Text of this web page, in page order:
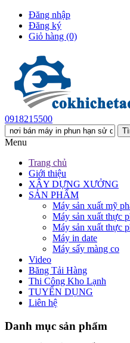
Đăng nhập
Đăng ký
Giỏ hàng (0)
0918215500
Menu
Trang chủ
Giới thiệu
XÂY DỰNG XƯỞNG
SẢN PHẨM
Máy sản xuất mỹ
Máy sản xuất thực
Máy sản xuất thực
Máy in date
Máy sấy màng co
Video
Băng Tải Hàng
Thi Công Kho Lạnh
TUYỂN DỤNG
Liên hệ
Danh mục sản phẩm